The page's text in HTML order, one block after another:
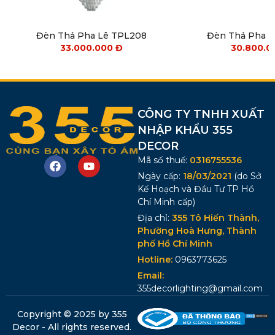
Đèn Thả Pha Lê TPL208
33.000.000Đ
Đèn Thả Pha
CÔNG TY TNHH XUẤT
NHẬP KHẨU 355
DECOR
Mã số thuế: 0316755536
Ngày cấp: 18/03/2021 (do Sở
Kế Hoạch và Đầu Tư TP Hồ
Chí Minh cấp)
Địa chỉ: 355 Tô Hiến Thành,
Phường Hoà Hưng, Thành
phố Hồ Chí Minh
Hotline: 0963773625
Email:
355decorlighting@gmail.com
Copyright © 2025 by 355
Decor - All rights reserved.